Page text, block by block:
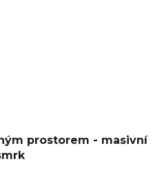
prostorem - masivní